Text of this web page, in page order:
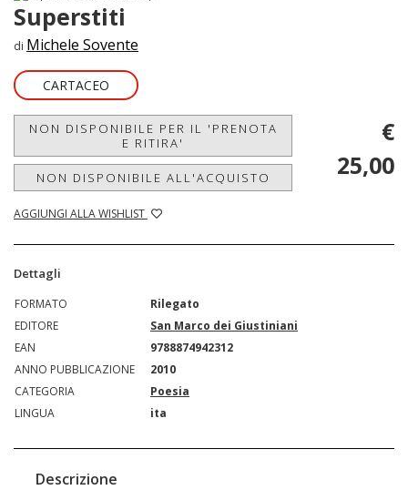
Superstiti
di Michele Sovente
CARTACEO
NON DISPONIBILE PER IL 'PRENOTA
E RITIRA'
NON DISPONIBILE ALL'ACQUISTO
AGGIUNGI ALLA WISHLIST
€
25,00
Dettagli
FORMATO
Rilegato
EDITORE
San Marco dei Giustiniani
EAN
9788874942312
ANNO PUBBLICAZIONE
2010
CATEGORIA
Poesia
LINGUA
ita
Descrizione